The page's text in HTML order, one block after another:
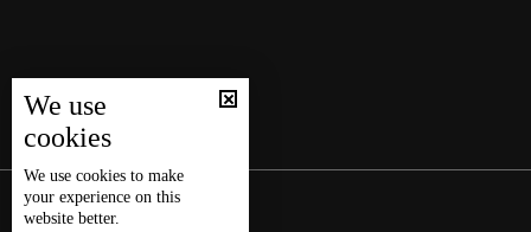
We use
cookies
We use cookies to make
your experience on this
website better.